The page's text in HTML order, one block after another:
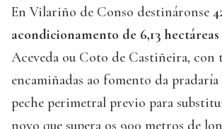
En Vilariño de Conso destináronse
acondicionamento de 6,13 hectáreas
Aceveda ou Coto de Castiñeira, con
encamiñadas ao fomento da
peche perimetral previo para